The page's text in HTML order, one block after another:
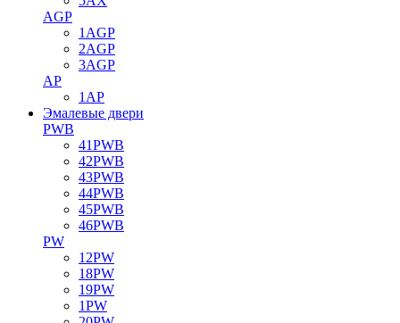
AGP
1AGP
2AGP
3AGP
AP
1AP
Эмалевые двери
PWB
41PWB
42PWB
43PWB
44PWB
45PWB
46PWB
PW
12PW
18PW
19PW
1PW